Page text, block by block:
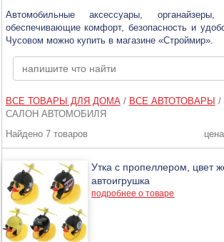
Автомобильные аксессуары,
обеспечивающие комфорт, безопасность и
Чусовом можно купить в магазине «Строймир».
ВСЕ ТОВАРЫ ДЛЯ ДОМА/ ВСЕ АВТОТОВАРЫ /
САЛОН АВТОМОБИЛЯ
Найдено 7 товаров
Утка с пропеллером, цвет
автоигрушка
подробнее о товаре